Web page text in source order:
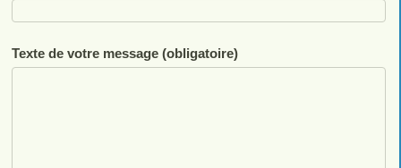
Texte de votre message (obligatoire)